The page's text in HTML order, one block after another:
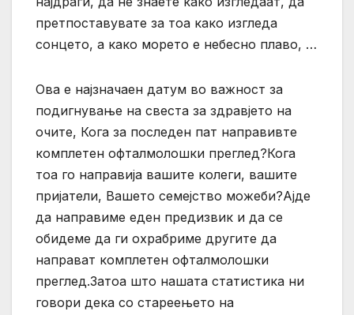
претпоставувате за тоа како изгледа
сонцето, а како морето е небесно плаво, …
Ова е најзначаен датум во важност за
подигнување на свеста за здравјето на
очите, Кога за последен пат направивте
комплетен офталмолошки преглед?Кога
тоа го направија вашите колеги, вашите
пријатели, Вашето семејство можеби?Ајде
да направиме еден предизвик и да се
обидеме да ги охрабриме другите да
направат комплетен офталмолошки
преглед.Затоа што нашата статистика ни
говори дека со стареењето на